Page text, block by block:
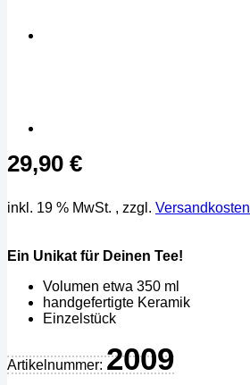
29,90 €
inkl. 19 % MwSt. , zzgl. Versandkosten
Ein Unikat für Deinen Tee!
Volumen etwa 350 ml
handgefertigte Keramik
Einzelstück
Artikelnummer: 2009